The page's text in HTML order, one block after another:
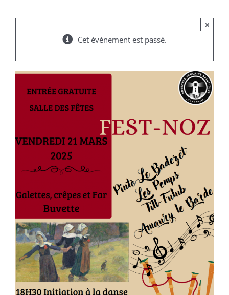
Cet évènement est passé.
×